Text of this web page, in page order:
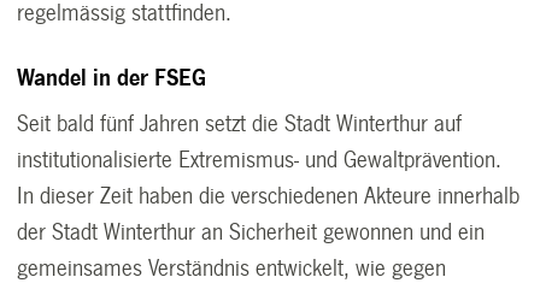
regelmässig stattfinden.
Wandel in der FSEG
Seit bald fünf Jahren setzt die Stadt Winterthur auf
institutionalisierte Extremismus- und Gewaltprävention.
In dieser Zeit haben die verschiedenen Akteure innerhalb
der Stadt Winterthur an Sicherheit gewonnen und ein
gemeinsames Verständnis entwickelt, wie gegen